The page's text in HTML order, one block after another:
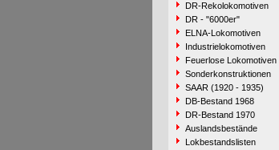
DR-Rekolokomotiven
DR - "6000er"
ELNA-Lokomotiven
Industrielokomotiven
Feuerlose Lokomotiven
Sonderkonstruktionen
SAAR (1920 - 1935)
DB-Bestand 1968
DR-Bestand 1970
Auslandsbestände
Lokbestandslisten